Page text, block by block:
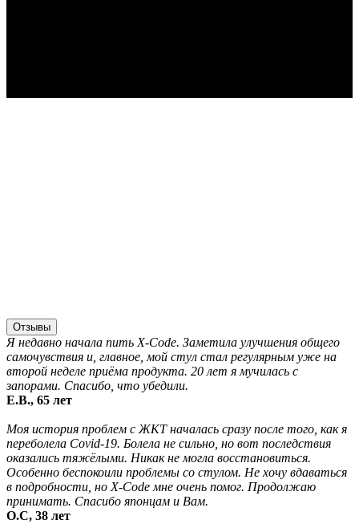
Отзывы
Я недавно начала пить X-Code. Заметила улучшения общего
самочувствия и, главное, мой стул стал регулярным уже на
второй неделе приёма продукта. 20 лет я мучилась с
запорами. Спасибо, что убедили.
Е.В., 65 лет
Моя история проблем с ЖКТ началась сразу после того, как я
переболела Covid-19. Болела не сильно, но вот последствия
оказались тяжёлыми. Никак не могла восстановиться.
Особенно беспокоили проблемы со стулом. Не хочу вдаваться
в подробности, но X-Code мне очень помог. Продолжаю
принимать. Спасибо японцам и Вам.
О.С, 38 лет